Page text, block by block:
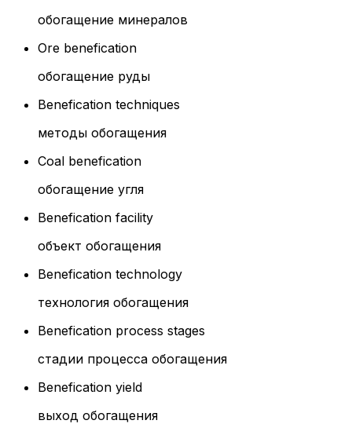
обогащение минералов
Ore benefication
обогащение руды
Benefication techniques
методы обогащения
Coal benefication
обогащение угля
Benefication facility
объект обогащения
Benefication technology
технология обогащения
Benefication process stages
стадии процесса обогащения
Benefication yield
выход обогащения